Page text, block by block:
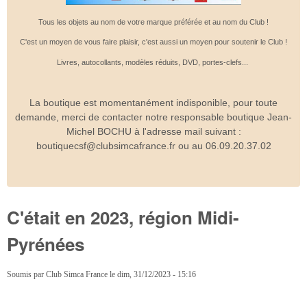
Tous les objets au nom de votre marque préférée et au nom du Club !
C'est un moyen de vous faire plaisir, c'est aussi un moyen pour soutenir le Club !
Livres, autocollants, modèles réduits, DVD, portes-clefs...
La boutique est momentanément indisponible, pour toute
demande, merci de contacter notre responsable boutique Jean-
Michel BOCHU à l'adresse mail suivant :
boutiquecsf@clubsimcafrance.fr ou au 06.09.20.37.02
C'était en 2023, région Midi-
Pyrénées
Soumis par Club Simca France le dim, 31/12/2023 - 15:16